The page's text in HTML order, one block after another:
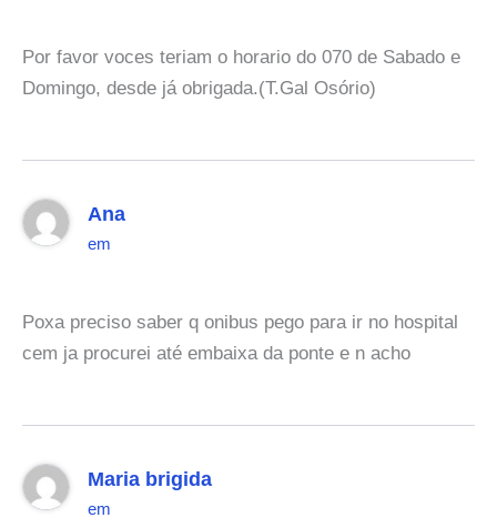
Por favor voces teriam o horario do 070 de Sabado e
Domingo, desde já obrigada.(T.Gal Osório)
Ana
em
Poxa preciso saber q onibus pego para ir no hospital
cem ja procurei até embaixa da ponte e n acho
Maria brigida
em